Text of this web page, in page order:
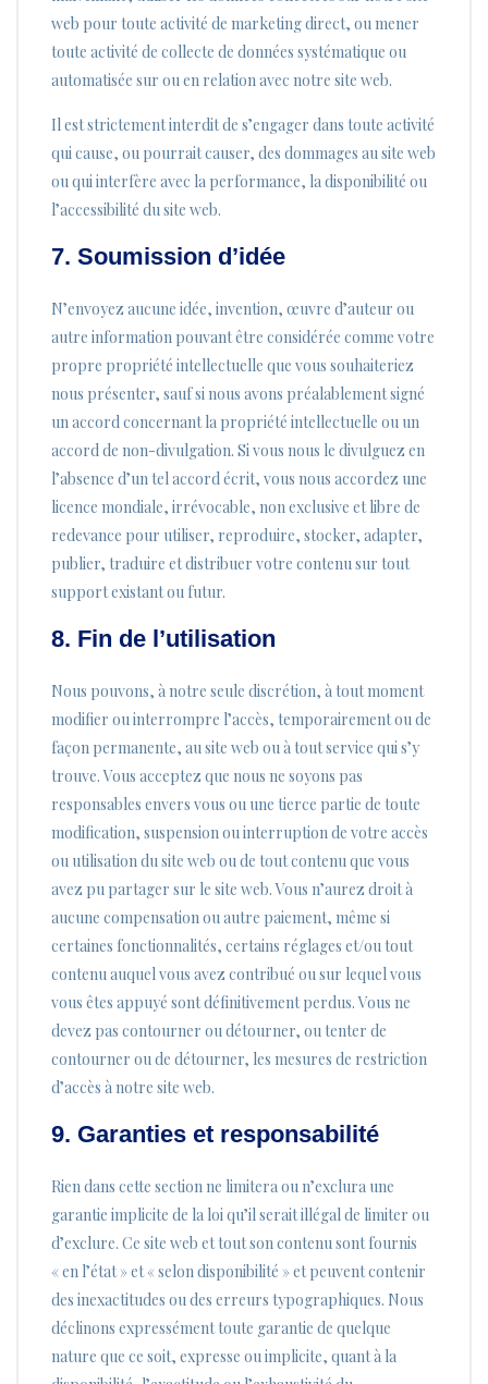
web pour toute activité de marketing direct, ou mener
toute activité de collecte de données systématique ou
automatisée sur ou en relation avec notre site web.
Il est strictement interdit de s’engager dans toute activité
qui cause, ou pourrait causer, des dommages au site web
ou qui interfère avec la performance, la disponibilité ou
l’accessibilité du site web.
7. Soumission d’idée
N’envoyez aucune idée, invention, œuvre d’auteur ou
autre information pouvant être considérée comme votre
propre propriété intellectuelle que vous souhaiteriez
nous présenter, sauf si nous avons préalablement signé
un accord concernant la propriété intellectuelle ou un
accord de non-divulgation. Si vous nous le divulguez en
l’absence d’un tel accord écrit, vous nous accordez une
licence mondiale, irrévocable, non exclusive et libre de
redevance pour utiliser, reproduire, stocker, adapter,
publier, traduire et distribuer votre contenu sur tout
support existant ou futur.
8. Fin de l’utilisation
Nous pouvons, à notre seule discrétion, à tout moment
modifier ou interrompre l’accès, temporairement ou de
façon permanente, au site web ou à tout service qui s’y
trouve. Vous acceptez que nous ne soyons pas
responsables envers vous ou une tierce partie de toute
modification, suspension ou interruption de votre accès
ou utilisation du site web ou de tout contenu que vous
avez pu partager sur le site web. Vous n’aurez droit à
aucune compensation ou autre paiement, même si
certaines fonctionnalités, certains réglages et/ou tout
contenu auquel vous avez contribué ou sur lequel vous
vous êtes appuyé sont définitivement perdus. Vous ne
devez pas contourner ou détourner, ou tenter de
contourner ou de détourner, les mesures de restriction
d’accès à notre site web.
9. Garanties et responsabilité
Rien dans cette section ne limitera ou n’exclura une
garantie implicite de la loi qu’il serait illégal de limiter ou
d’exclure. Ce site web et tout son contenu sont fournis
« en l’état » et « selon disponibilité » et peuvent contenir
des inexactitudes ou des erreurs typographiques. Nous
déclinons expressément toute garantie de quelque
nature que ce soit, expresse ou implicite, quant à la